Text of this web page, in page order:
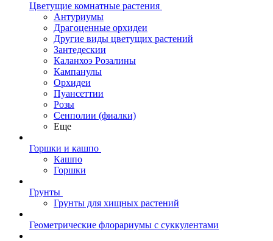
Цветущие комнатные растения
Антуриумы
Драгоценные орхидеи
Другие виды цветущих растений
Зантедескии
Каланхоэ Розалины
Кампанулы
Орхидеи
Пуансеттии
Розы
Сенполии (фиалки)
Еще
Горшки и кашпо
Кашпо
Горшки
Грунты
Грунты для хищных растений
Геометрические флорариумы с суккулентами